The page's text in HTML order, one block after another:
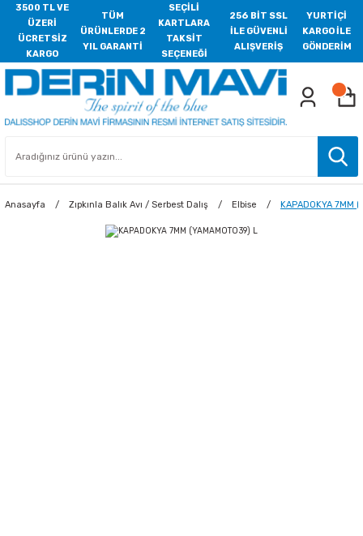
3500 TL VE
ÜZERİ
ÜCRETSİZ
KARGO
TÜM
ÜRÜNLERDE 2
YIL GARANTİ
SEÇİLİ
KARTLARA
TAKSİT
SEÇENEĞİ
256 BİT SSL
İLE GÜVENLİ
ALIŞVERİŞ
YURTİÇİ
KARGO İLE
GÖNDERİM
Anasayfa Zıpkınla Balık Avı / Serbest Dalış Elbise KAPADOKYA 7MM